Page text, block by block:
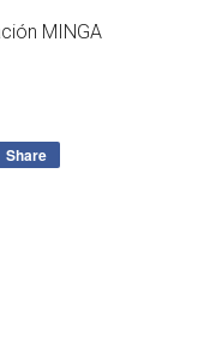
MINGA
Share